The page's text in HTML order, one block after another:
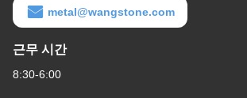
metal@wangstone.com
근무 시간
8:30-6:00